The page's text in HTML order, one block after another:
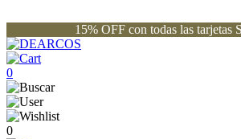
15% OFF con todas las tarjetas
0
0